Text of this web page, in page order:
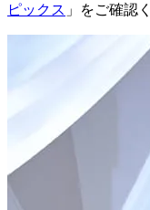
ピックス 」をご確認